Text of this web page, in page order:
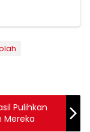
Pulihkan
Mereka